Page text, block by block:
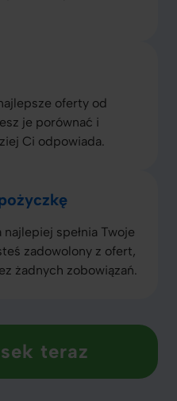
oferty od
je porównać i
Ci odpowiada.
spełnia Twoje
zadowolony z ofert,
żadnych zobowiązań.
teraz